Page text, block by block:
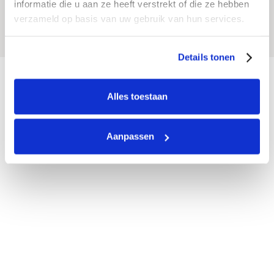
informatie die u aan ze heeft verstrekt of die ze hebben
verzameld op basis van uw gebruik van hun services.
Details tonen
Alles toestaan
Aanpassen